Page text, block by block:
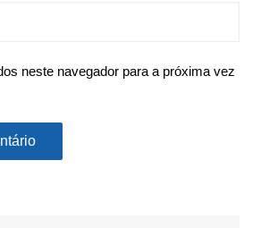
neste navegador para a próxima vez